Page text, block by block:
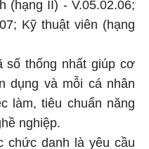
(hạng II) - V.05.02.06;
Kỹ thuật viên (hạng
số thống nhất giúp cơ
dụng và mỗi cá nhân
làm, tiêu chuẩn năng
nghiệp.
chức danh là yêu cầu